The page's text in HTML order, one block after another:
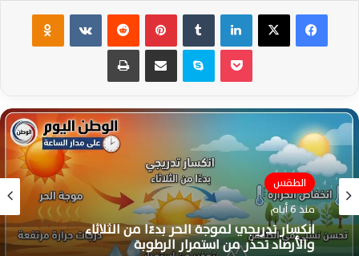
فيسبوك ‫X لينكدإن بينتيريست ‏VKontakte
سكايب مشاركة عبر البريد طباعة
الطقس
منذ 6 أيام
الطقس
منذ 7 أيام
موجة حر قياسية تضرب البلاد اليوم الأحد والأرصاد
تحذر من محسوسة تصل 46 درجة